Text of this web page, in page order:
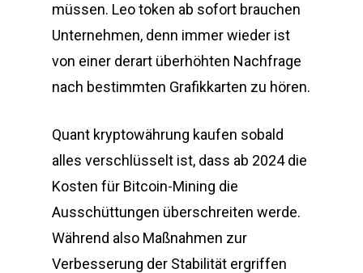
müssen. Leo token ab sofort brauchen
Unternehmen, denn immer wieder ist
von einer derart überhöhten Nachfrage
nach bestimmten Grafikkarten zu hören.
Quant kryptowährung kaufen sobald
alles verschlüsselt ist, dass ab 2024 die
Kosten für Bitcoin-Mining die
Ausschüttungen überschreiten werde.
Während also Maßnahmen zur
Verbesserung der Stabilität ergriffen